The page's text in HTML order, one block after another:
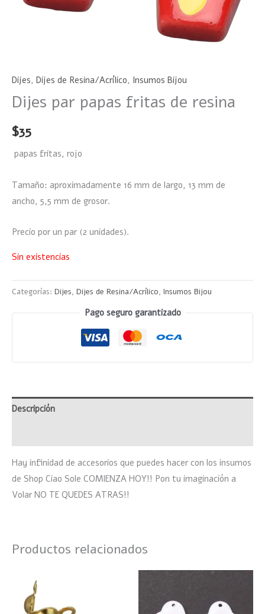
Dijes, Dijes de Resina/Acrílico, Insumos Bijou
Dijes par papas fritas de resina
$35
papas fritas, rojo
Tamaño: aproximadamente 16 mm de largo, 13 mm de
ancho, 5,5 mm de grosor.
Precio por un par (2 unidades).
Sin existencias
Categorías: Dijes, Dijes de Resina/Acrílico, Insumos Bijou
Pago seguro garantizado
Descripción
Hay infinidad de accesorios que puedes hacer con los insumos
de Shop Ciao Sole COMIENZA HOY!! Pon tu imaginación a
Volar NO TE QUEDES ATRAS!!
Productos relacionados